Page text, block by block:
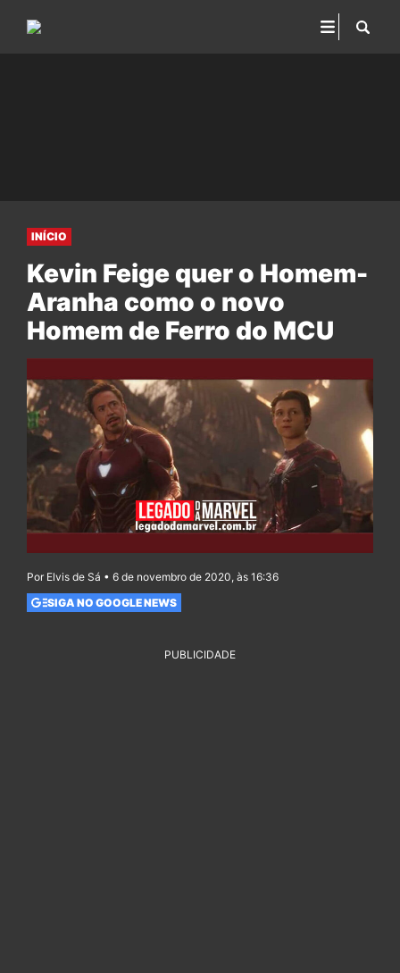
INÍCIO
Kevin Feige quer o Homem-
Aranha como o novo
Homem de Ferro do MCU
Por Elvis de Sá • 6 de novembro de 2020, às 16:36
SIGA NO GOOGLE NEWS
PUBLICIDADE